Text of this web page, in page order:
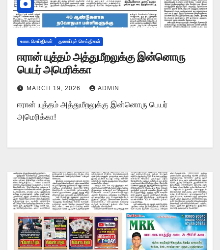
உலக செய்திகள் தலைப்புச் செய்திகள்
ஈரான் யுத்தம் அத்துமீறலுக்கு இன்னொரு
பெயர் அமெரிக்கா
MARCH 19, 2026 ADMIN
ஈரான் யுத்தம் அத்துமீறலுக்கு இன்னொரு பெயர்
அமெரிக்கா!